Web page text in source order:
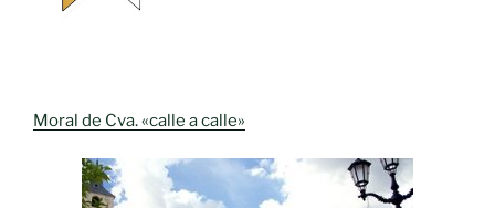
Moral de Cva. «calle a calle»